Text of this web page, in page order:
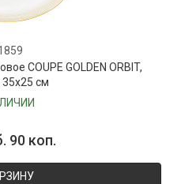
COUPE GOLDEN ORBIT,
см
90 коп.